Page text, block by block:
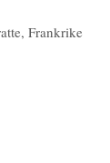
Frankrike